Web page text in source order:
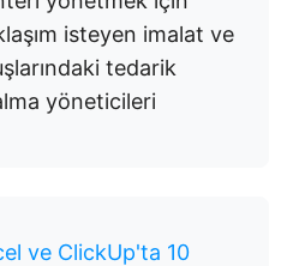
isteyen imalat ve
tedarik
yöneticileri
ve ClickUp'ta 10